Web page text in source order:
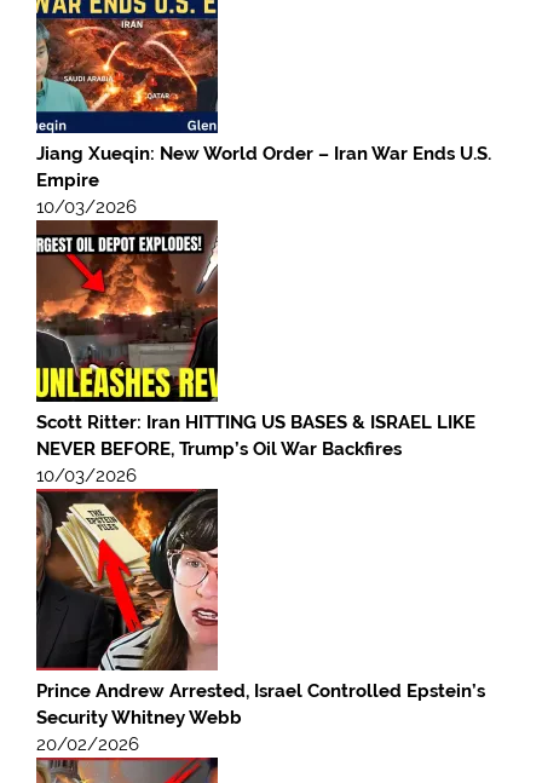
Jiang Xueqin: New World Order – Iran War Ends U.S.
Empire
10/03/2026
Scott Ritter: Iran HITTING US BASES & ISRAEL LIKE
NEVER BEFORE, Trump’s Oil War Backfires
10/03/2026
Prince Andrew Arrested, Israel Controlled Epstein’s
Security Whitney Webb
20/02/2026